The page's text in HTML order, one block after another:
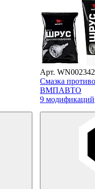
Арт.
Смазка
ВМПАВТО
9 модификаций